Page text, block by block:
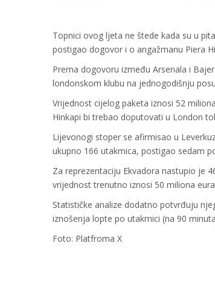
Topnici ovog ljeta ne štede kada su u
postigao dogovor i o angažmanu Piera
Prema dogovoru između Arsenala i
londonskom klubu na jednogodišnju
Vrijednost cijelog paketa iznosi 52
Hinkapi bi trebao doputovati u London
Lijevonogi stoper se afirmisao u
ukupno 166 utakmica, postigao sedam
Za reprezentaciju Ekvadora nastupio je
vrijednost trenutno iznosi 50 miliona
Statističke analize dodatno potvrđuju
iznošenja lopte po utakmici (na 90
Foto: Platfroma X